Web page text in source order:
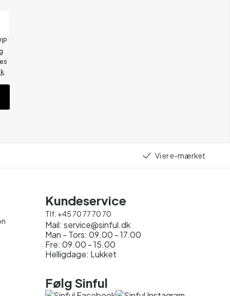
Vi er e-mærket
Kundeservice
Tlf: +45 70 77 70 70
Mail: service@sinful.dk
Man - Tors: 09.00 - 17.00
Fre: 09.00 - 15.00
Helligdage: Lukket
Følg Sinful